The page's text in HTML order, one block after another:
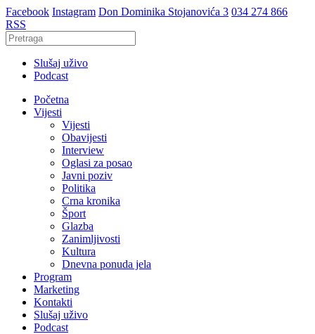
Facebook Instagram Don Dominika Stojanovića 3 034 274 866
RSS
Slušaj uživo
Podcast
Početna
Vijesti
Vijesti
Obavijesti
Interview
Oglasi za posao
Javni poziv
Politika
Crna kronika
Šport
Glazba
Zanimljivosti
Kultura
Dnevna ponuda jela
Program
Marketing
Kontakti
Slušaj uživo
Podcast